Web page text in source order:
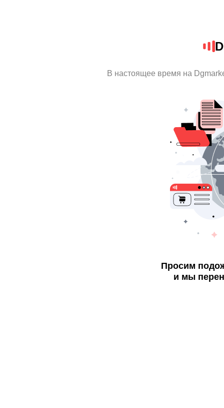
В настоящее время на
Просим
и мы